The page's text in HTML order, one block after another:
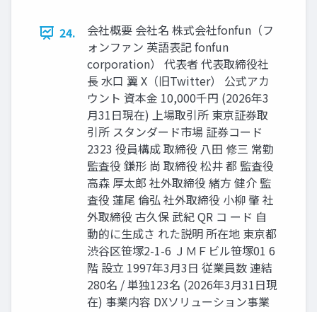
24.
会社概要 会社名 株式会社fonfun（フ
ォンファン 英語表記 fonfun
corporation） 代表者 代表取締役社
長 水口 翼 X（旧Twitter） 公式アカ
ウント 資本金 10,000千円 (2026年3
月31日現在) 上場取引所 東京証券取
引所 スタンダード市場 証券コード
2323 役員構成 取締役 八田 修三 常勤
監査役 鎌形 尚 取締役 松井 都 監査役
高森 厚太郎 社外取締役 緒方 健介 監
査役 蓮尾 倫弘 社外取締役 小柳 肇 社
外取締役 古久保 武紀 QR コ ード 自
動的に生成さ れた説明 所在地 東京都
渋谷区笹塚2-1-6 ＪＭＦビル笹塚01 6
階 設立 1997年3月3日 従業員数 連結
280名 / 単独123名 (2026年3月31日現
在) 事業内容 DXソリューション事業